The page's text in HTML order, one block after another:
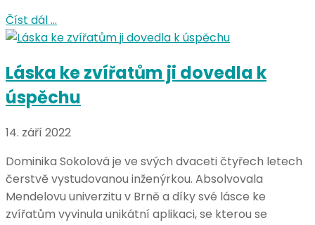
Číst dál …
Láska ke zvířatům ji dovedla k
úspěchu
14. září 2022
Dominika Sokolová je ve svých dvaceti čtyřech letech
čerstvě vystudovanou inženýrkou. Absolvovala
Mendelovu univerzitu v Brně a díky své lásce ke
zvířatům vyvinula unikátní aplikaci, se kterou se